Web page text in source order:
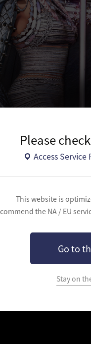
Please
Access
This website is
the NA / EU
Go to
Stay on
持つ2本の槍、「トリ
切り替えることがで